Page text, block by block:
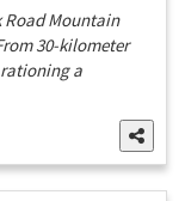
Road Mountain
30-kilometer
a